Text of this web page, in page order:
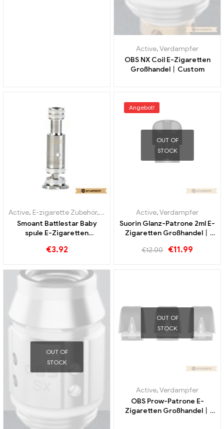
Active,Verdampfer
OBS NX Coil E-Zigaretten
Großhandel丨Custom
Active, E-zigarette Zubehör, Verdampfer
Smoant Battlestar Baby
spule E-Zigaretten
€3.92
Angebot!
OUT OF
STOCK
Active,Verdampfer
Suorin Glanz-Patrone 2ml E-
Zigaretten Großhandel丨
€12.00 €11.99
OUT OF
STOCK
OUT OF
STOCK
Active,Verdampfer
OBS Prow-Patrone E-
Zigaretten Großhandel丨